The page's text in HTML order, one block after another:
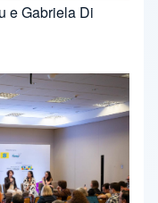
e Gabriela Di